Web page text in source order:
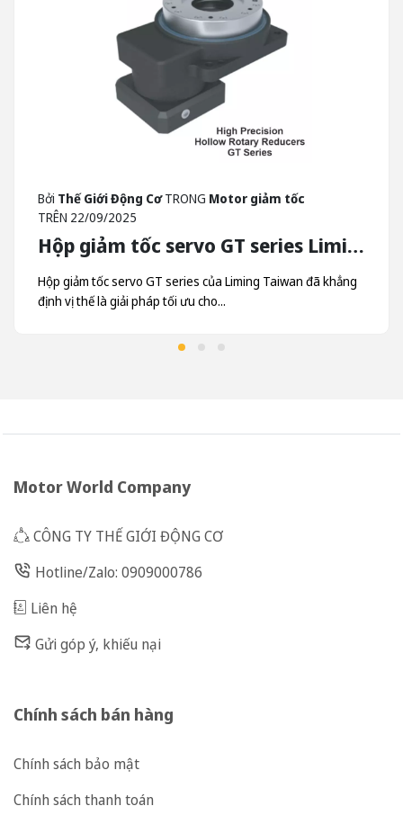
Bởi Thế Giới Động Cơ TRONG Motor giảm tốc
TRÊN 22/09/2025
Hộp giảm tốc servo GT series Liming - Hộp Giảm Tốc Quay Trục Rỗng Liming Taiwan
Hộp giảm tốc servo GT series của Liming Taiwan đã khẳng
định vị thế là giải pháp tối ưu cho...
Motor World Company
CÔNG TY THẾ GIỚI ĐỘNG CƠ
Hotline/Zalo: 0909000786
Liên hệ
Gửi góp ý, khiếu nại
Chính sách bán hàng
Chính sách bảo mật
Chính sách thanh toán